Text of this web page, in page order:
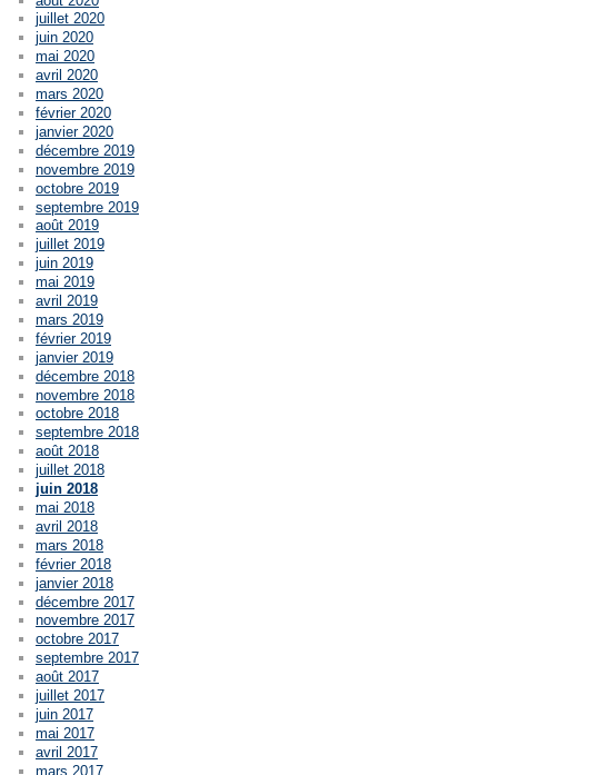
juillet 2020
juin 2020
mai 2020
avril 2020
mars 2020
février 2020
janvier 2020
décembre 2019
novembre 2019
octobre 2019
septembre 2019
août 2019
juillet 2019
juin 2019
mai 2019
avril 2019
mars 2019
février 2019
janvier 2019
décembre 2018
novembre 2018
octobre 2018
septembre 2018
août 2018
juillet 2018
juin 2018
mai 2018
avril 2018
mars 2018
février 2018
janvier 2018
décembre 2017
novembre 2017
octobre 2017
septembre 2017
août 2017
juillet 2017
juin 2017
mai 2017
avril 2017
mars 2017